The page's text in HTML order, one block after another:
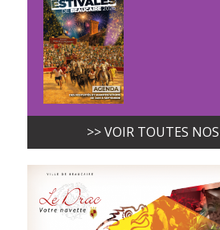
>> VOIR TOUTES